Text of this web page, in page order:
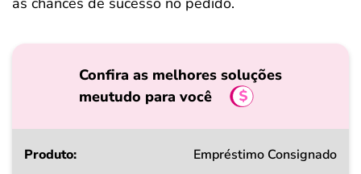
Confira as melhores soluções
meutudo para você
Produto
Empréstimo Consignado